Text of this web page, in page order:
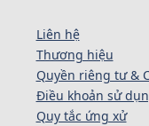
Liên hệ
Thương hiệu
Quyền riêng tư &
Điều khoản sử
Quy tắc ứng xử